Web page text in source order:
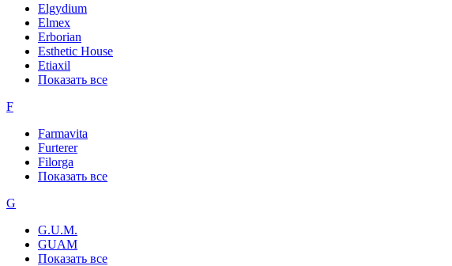
Elgydium
Elmex
Erborian
Esthetic House
Etiaxil
Показать все
F
Farmavita
Furterer
Filorga
Показать все
G
G.U.M.
GUAM
Показать все